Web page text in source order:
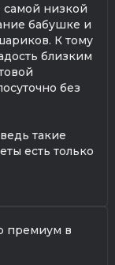
низкой
бабушке и
К тому
близким
без
такие
есть только
премиум в